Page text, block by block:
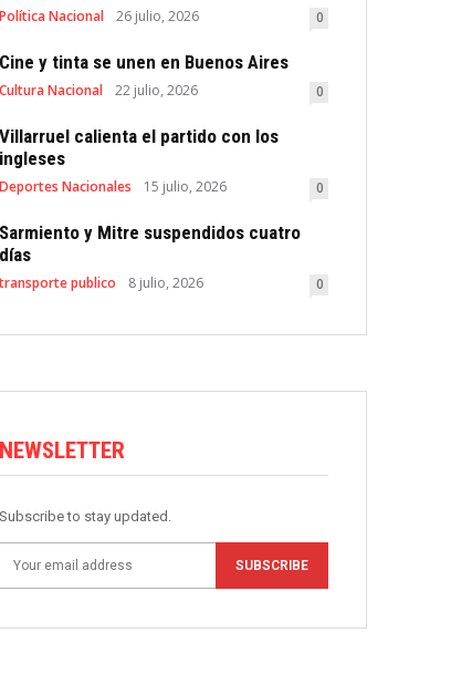
Política Nacional 26 julio, 2026 0
Cine y tinta se unen en Buenos Aires
Cultura Nacional 22 julio, 2026 0
Villarruel calienta el partido con los
ingleses
Deportes Nacionales 15 julio, 2026 0
Sarmiento y Mitre suspendidos cuatro
días
transporte publico 8 julio, 2026 0
NEWSLETTER
Subscribe to stay updated.
SUBSCRIBE